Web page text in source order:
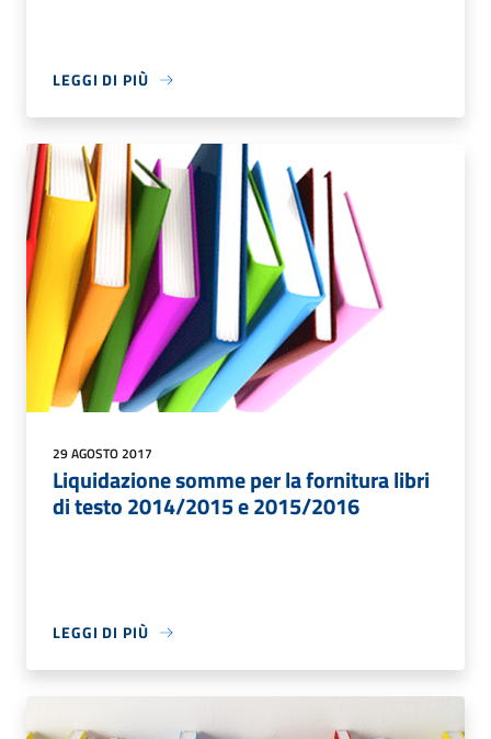
LEGGI DI PIÙ
29 AGOSTO 2017
Liquidazione somme per la fornitura libri
di testo 2014/2015 e 2015/2016
LEGGI DI PIÙ